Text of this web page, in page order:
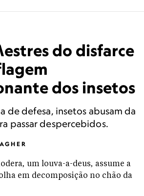
do disfarce
dos insetos
de defesa, insetos abusam da
passar despercebidos.